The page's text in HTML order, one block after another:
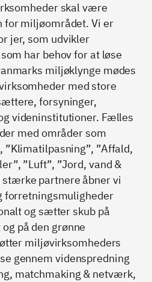
skal være
for miljøområdet. Vi er
jer, som udvikler
har behov for at løse
miljøklynge mødes
med store
forsyninger,
videninstitutioner. Fælles
med områder som
”Klimatilpasning”, ”Affald,
”Luft”, ”Jord, vand &
stærke partnere åbner vi
forretningsmuligheder
og sætter skub på
på den grønne
miljøvirksomheders
gennem videnspredning
matchmaking & netværk,